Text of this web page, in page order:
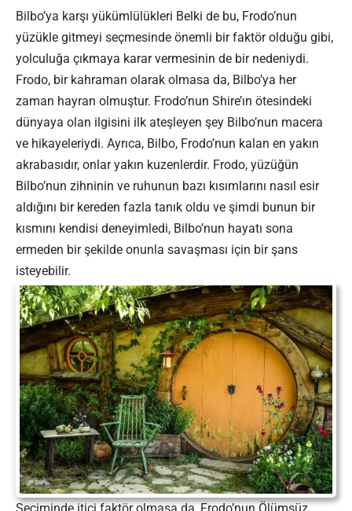
Bilbo’ya karşı yükümlülükleri Belki de bu, Frodo’nun
yüzükle gitmeyi seçmesinde önemli bir faktör olduğu gibi,
yolculuğa çıkmaya karar vermesinin de bir nedeniydi.
Frodo, bir kahraman olarak olmasa da, Bilbo’ya her
zaman hayran olmuştur. Frodo’nun Shire’ın ötesindeki
dünyaya olan ilgisini ilk ateşleyen şey Bilbo’nun macera
ve hikayeleriydi. Ayrıca, Bilbo, Frodo’nun kalan en yakın
akrabasıdır, onlar yakın kuzenlerdir. Frodo, yüzüğün
Bilbo’nun zihninin ve ruhunun bazı kısımlarını nasıl esir
aldığını bir kereden fazla tanık oldu ve şimdi bunun bir
kısmını kendisi deneyimledi, Bilbo’nun hayatı sona
ermeden bir şekilde onunla savaşması için bir şans
isteyebilir.